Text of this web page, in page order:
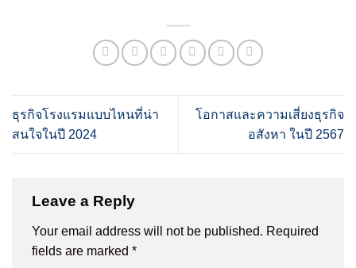
ธุรกิจโรงแรมแบบไหนที่น่า
สนใจในปี 2024
โอกาสและความเสี่ยงธุรกิจ
อสังหา ในปี 2567
Leave a Reply
Your email address will not be published. Required
fields are marked *